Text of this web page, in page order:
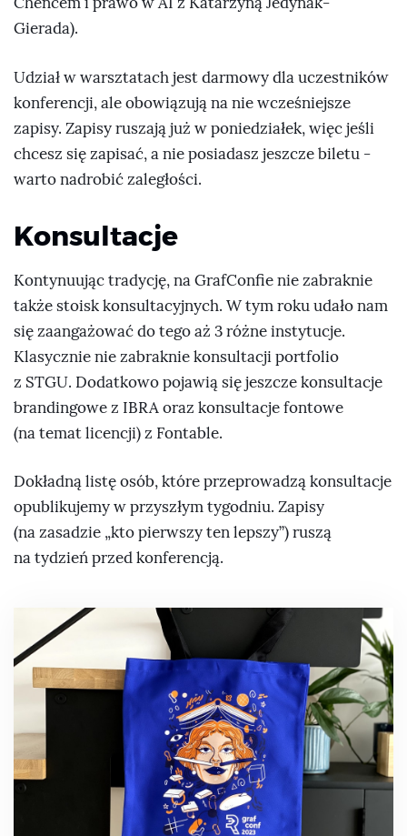
Gierada).
Udział w warsztatach jest darmowy dla uczestników
konferencji, ale obowiązują na nie wcześniejsze
zapisy. Zapisy ruszają już w poniedziałek, więc jeśli
chcesz się zapisać, a nie posiadasz jeszcze biletu -
warto nadrobić zaległości.
Konsultacje
Kontynuując tradycję, na GrafConfie nie zabraknie
także stoisk konsultacyjnych. W tym roku udało nam
się zaangażować do tego aż 3 różne instytucje.
Klasycznie nie zabraknie konsultacji portfolio
z STGU. Dodatkowo pojawią się jeszcze konsultacje
brandingowe z IBRA oraz konsultacje fontowe
(na temat licencji) z Fontable.
Dokładną listę osób, które przeprowadzą konsultacje
opublikujemy w przyszłym tygodniu. Zapisy
(na zasadzie „kto pierwszy ten lepszy”) ruszą
na tydzień przed konferencją.